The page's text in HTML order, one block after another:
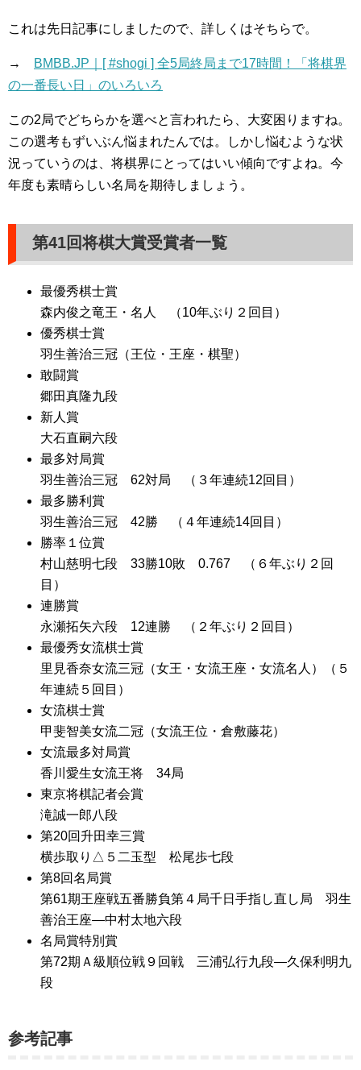
これは先日記事にしましたので、詳しくはそちらで。
→
BMBB.JP｜[ #shogi ] 全5局終局まで17時間！「将棋界
の一番長い日」のいろいろ
この2局でどちらかを選べと言われたら、大変困りますね。
この選考もずいぶん悩まれたんでは。しかし悩むような状
況っていうのは、将棋界にとってはいい傾向ですよね。今
年度も素晴らしい名局を期待しましょう。
第41回将棋大賞受賞者一覧
最優秀棋士賞
森内俊之竜王・名人 （10年ぶり２回目）
優秀棋士賞
羽生善治三冠（王位・王座・棋聖）
敢闘賞
郷田真隆九段
新人賞
大石直嗣六段
最多対局賞
羽生善治三冠 62対局 （３年連続12回目）
最多勝利賞
羽生善治三冠 42勝 （４年連続14回目）
勝率１位賞
村山慈明七段 33勝10敗 0.767 （６年ぶり２回
目）
連勝賞
永瀬拓矢六段 12連勝 （２年ぶり２回目）
最優秀女流棋士賞
里見香奈女流三冠（女王・女流王座・女流名人）（５
年連続５回目）
女流棋士賞
甲斐智美女流二冠（女流王位・倉敷藤花）
女流最多対局賞
香川愛生女流王将 34局
東京将棋記者会賞
滝誠一郎八段
第20回升田幸三賞
横歩取り△５二玉型 松尾歩七段
第8回名局賞
第61期王座戦五番勝負第４局千日手指し直し局 羽生
善治王座―中村太地六段
名局賞特別賞
第72期Ａ級順位戦９回戦 三浦弘行九段―久保利明九
段
参考記事